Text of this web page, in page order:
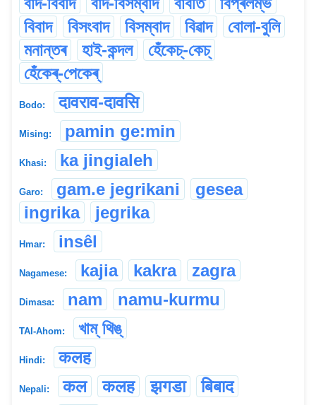
বিবাদ
বিসংবাদ বিসম্বাদ বিৱাদ
বোলা-বুলি
মনান্তৰ
হাই-কন্দল
হেঁকেচ্-কেচ্‌
হেঁকেৰ্‌-পেকেৰ্‌
Bodo: दावराव-दावसि
Mising: pamin ge:min
Khasi: ka jingialeh
Garo: gam.e jegrikani
gesea
ingrika
jegrika
Hmar: insêl
Nagamese: kajia kakra zagra
Dimasa: nam namu-kurmu
TAI-Ahom: খাম্ থিঙ্
Hindi: कलह
Nepali: कल कलह झगडा बिबाद